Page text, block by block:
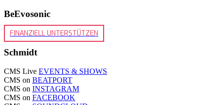
BeEvosonic
FINANZIELL UNTERSTÜTZEN
Schmidt
CMS Live EVENTS & SHOWS
CMS on BEATPORT
CMS on INSTAGRAM
CMS on FACEBOOK